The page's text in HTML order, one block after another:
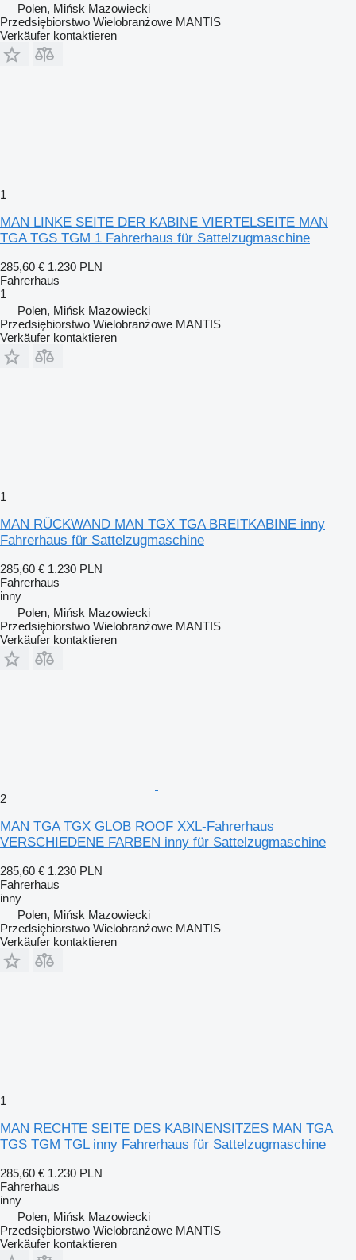
Polen, Mińsk Mazowiecki
Przedsiębiorstwo Wielobranżowe MANTIS
Verkäufer kontaktieren
1
MAN LINKE SEITE DER KABINE VIERTELSEITE MAN
TGA TGS TGM 1 Fahrerhaus für Sattelzugmaschine
285,60 € 1.230 PLN
Fahrerhaus
1
Polen, Mińsk Mazowiecki
Przedsiębiorstwo Wielobranżowe MANTIS
Verkäufer kontaktieren
1
MAN RÜCKWAND MAN TGX TGA BREITKABINE inny
Fahrerhaus für Sattelzugmaschine
285,60 € 1.230 PLN
Fahrerhaus
inny
Polen, Mińsk Mazowiecki
Przedsiębiorstwo Wielobranżowe MANTIS
Verkäufer kontaktieren
2
MAN TGA TGX GLOB ROOF XXL-Fahrerhaus
VERSCHIEDENE FARBEN inny für Sattelzugmaschine
285,60 € 1.230 PLN
Fahrerhaus
inny
Polen, Mińsk Mazowiecki
Przedsiębiorstwo Wielobranżowe MANTIS
Verkäufer kontaktieren
1
MAN RECHTE SEITE DES KABINENSITZES MAN TGA
TGS TGM TGL inny Fahrerhaus für Sattelzugmaschine
285,60 € 1.230 PLN
Fahrerhaus
inny
Polen, Mińsk Mazowiecki
Przedsiębiorstwo Wielobranżowe MANTIS
Verkäufer kontaktieren